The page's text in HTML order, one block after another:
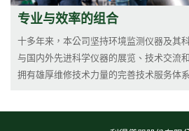
专业与效率的组合
十多年来，本公司坚持环境监测仪器及其
与国内外先进科学仪器的展览、技术交流
拥有雄厚维修技术力量的完善技术服务体系